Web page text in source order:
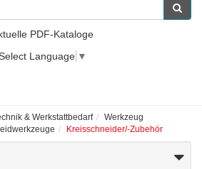
PDF-Kataloge
Language ▼
& Werkstattbedarf
Werkzeug
Kreisschneider/-Zubehör